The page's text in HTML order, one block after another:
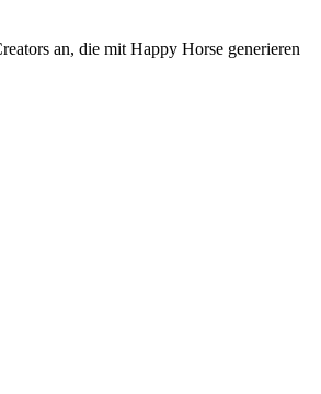
an, die mit Happy Horse generieren